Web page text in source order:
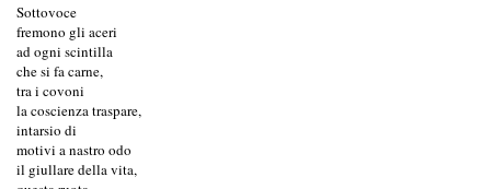
Sottovoce
fremono gli aceri
ad ogni scintilla
che si fa carne,
tra i covoni
la coscienza traspare,
intarsio di
motivi a nastro odo
il giullare della vita,